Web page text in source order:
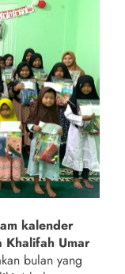
kalender
Khalifah Umar
bulan yang